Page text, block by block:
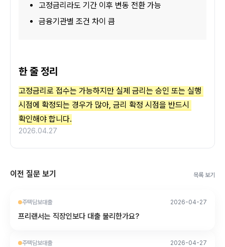
고정금리라도 기간 이후 변동 전환 가능
금융기관별 조건 차이 큼
한 줄 정리
고정금리로 접수는 가능하지만 실제 금리는 승인 또는 실행
시점에 확정되는 경우가 많아, 금리 확정 시점을 반드시
확인해야 합니다.
2026.04.27
이전 질문 보기 목록 보기
주택담보대출 2026-04-27
프리랜서는 직장인보다 대출 불리한가요?
주택담보대출 2026-04-27